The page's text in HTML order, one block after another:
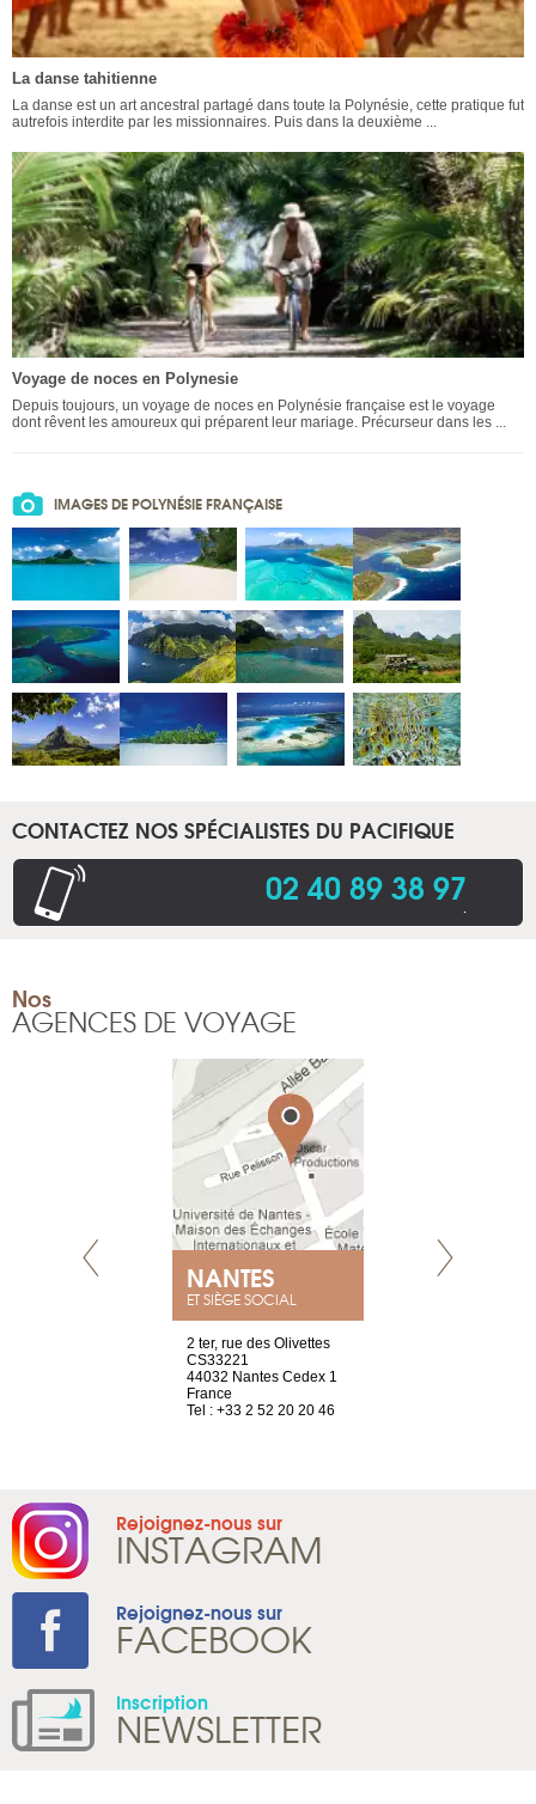
La danse tahitienne
La danse est un art ancestral partagé dans toute la Polynésie, cette pratique fut
autrefois interdite par les missionnaires. Puis dans la deuxième ...
Voyage de noces en Polynesie
Depuis toujours, un voyage de noces en Polynésie française est le voyage
dont rêvent les amoureux qui préparent leur mariage. Précurseur dans les ...
IMAGES DE POLYNÉSIE FRANÇAISE
CONTACTEZ NOS SPÉCIALISTES DU PACIFIQUE
02 40 89 38 97.
Nos
AGENCES DE VOYAGE
NANTES
ET SIÈGE SOCIAL
2 ter, rue des Olivettes
CS33221
44032 Nantes Cedex 1
France
Tel : +33 2 52 20 20 46
Rejoignez-nous sur
INSTAGRAM
Rejoignez-nous sur
FACEBOOK
Inscription
NEWSLETTER